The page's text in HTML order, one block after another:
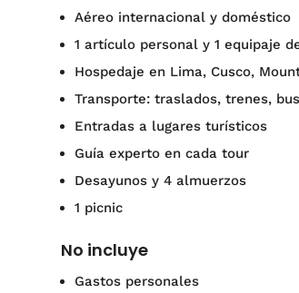
Aéreo internacional y doméstico
1 artículo personal y 1 equipaje
Hospedaje en Lima, Cusco,
Transporte: traslados, trenes,
Entradas a lugares turísticos
Guía experto en cada tour
Desayunos y 4 almuerzos
1 picnic
No incluye
Gastos personales